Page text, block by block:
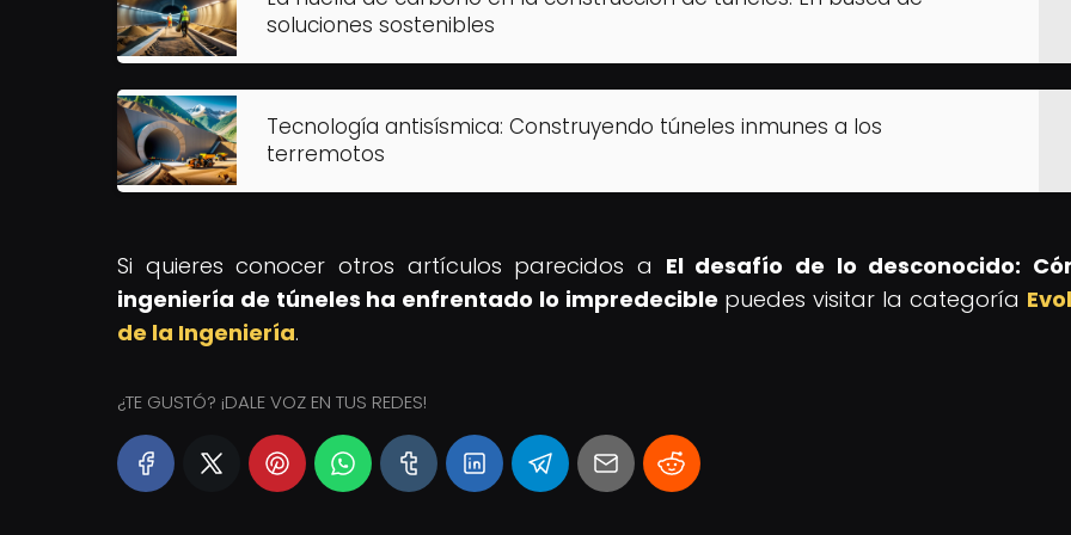
soluciones sostenibles
Tecnología antisísmica: Construyendo túneles inmunes a los
terremotos
Si quieres conocer otros artículos parecidos a El desafío de lo desconocido:
ingeniería de túneles ha enfrentado lo impredecible puedes visitar la categoría
de la Ingeniería.
¿TE GUSTÓ? ¡DALE VOZ EN TUS REDES!